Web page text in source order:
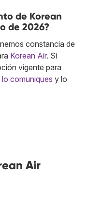
de Korean
de 2026?
constancia de
Korean Air. Si
vigente para
comuniques y lo
Air